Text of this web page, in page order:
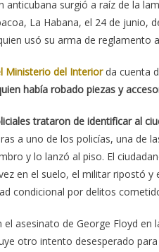
anticubana surgió a raíz de la
La Habana, el 24 de junio,
usó su arma de
Ministerio del Interiorda cuenta
había robado piezas y
trataron de identificar al
a uno de los policías, una de
y lo lanzó al piso. El
en el suelo, el militar ripostó
condicional por delitos
asesinato de George Floyd
otro intento desesperado